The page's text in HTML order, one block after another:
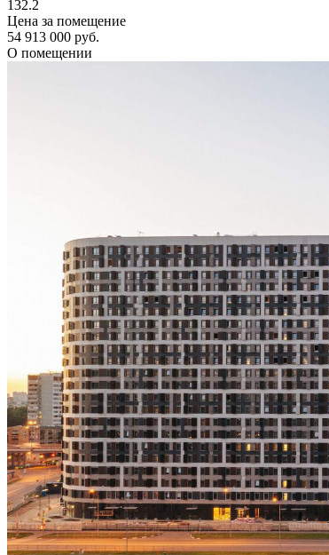
132.2
Цена за помещение
54 913 000 руб.
О помещении